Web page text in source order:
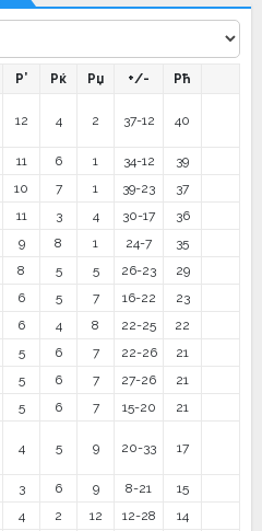
Р’ Рќ Рџ +/- Рћ
12 4 2 37-12 40
11 6 1 34-12
39
10 7 1 39-23
37
11 3 4 30-17
36
9 8 1 24-7
35
8 5 5 26-23
29
6 5 7 16-22
23
6 4 8 22-25
22
5 6 7 22-26
21
5 6 7 27-26
21
5 6 7 15-20 21
4 5 9 20-33 17
3 6 9 8-21
15
4 2 12 12-28 14